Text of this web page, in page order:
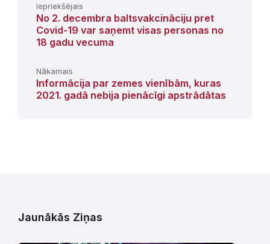
Iepriekšējais
No 2. decembra baltsvakcināciju pret
Covid-19 var saņemt visas personas no
18 gadu vecuma
Nākamais
Informācija par zemes vienībām, kuras
2021. gadā nebija pienācīgi apstrādātas
Jaunākās Ziņas